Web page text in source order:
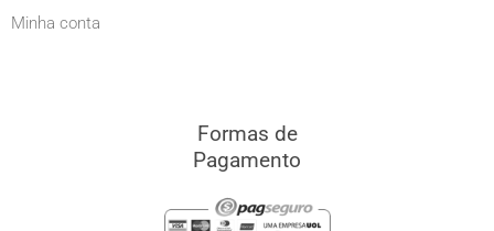
Minha conta
Formas de
Pagamento